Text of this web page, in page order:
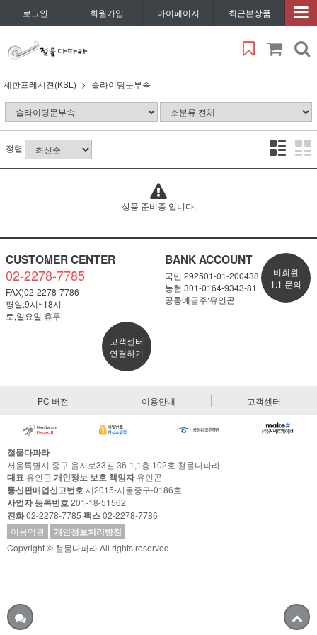
로그인 회원가입 마이페이지 최근본상품
세한프레시젼(KSL) 슬라이딩문부속
정렬
상품 준비중 입니다.
CUSTOMER CENTER
02-2278-7785
FAX)02-2278-7786
평일:9시~18시
토,일요일 휴무
고객센터
연결하기
BANK ACCOUNT
국민 292501-01-200438
농협 301-0164-9343-81
공통예금주:유인곤
비회원
1:1 문의
PC 버전 이용안내 고객센터
철물다파라
서울특별시 중구 을지로33길 36-1,1층 102호 철물다파라
대표 유인곤 개인정보 보호 책임자유인곤
통신판매업신고번호제2015-서울중구-0186호
사업자 등록번호201-18-51562
전화02-2278-7785 팩스02-2278-7786
이용약관
개인정보처리방침
Copyright © 철물다파라 All rights reserved.